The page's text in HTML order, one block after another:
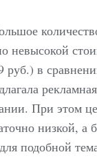
невысокой
руб.) в
При этом
низкой, а
подобной